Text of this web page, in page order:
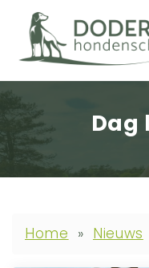
Dag
Home » Nieuws